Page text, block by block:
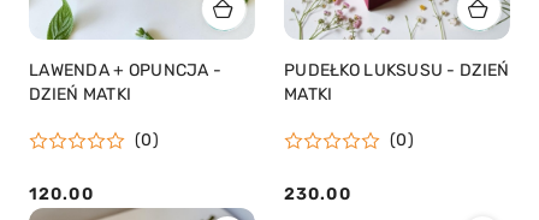
LAWENDA + OPUNCJA -
DZIEŃ MATKI
(0)
Cena:
120.00
PUDEŁKO LUKSUSU - DZIEŃ
MATKI
(0)
Cena:
230.00